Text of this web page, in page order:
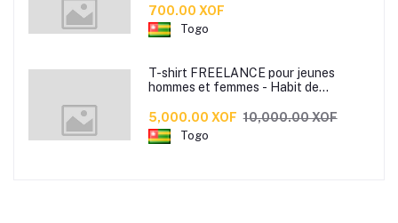
votre café ou the.
700.00 XOF
Togo
T-shirt FREELANCE pour jeunes
hommes et femmes - Habit de
disponible en 3 couleurs
5,000.00 XOF 10,000.00 XOF
Togo